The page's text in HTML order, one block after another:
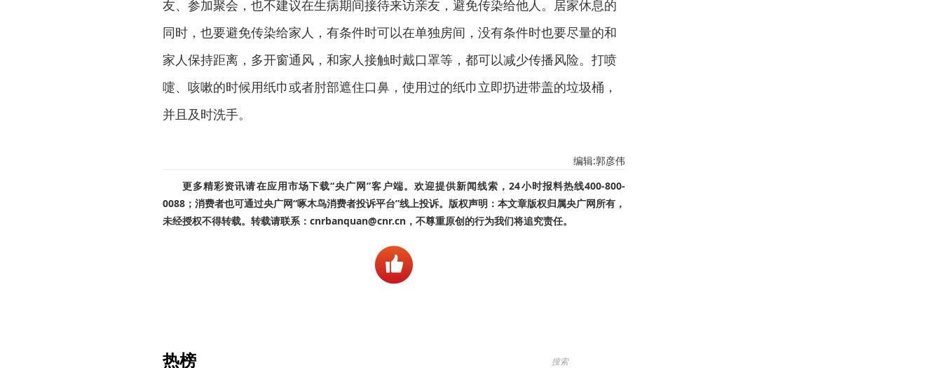
友、参加聚会，也不建议在生病期间接待来访亲友，避免传染给他人。居家休息的
同时，也要避免传染给家人，有条件时可以在单独房间，没有条件时也要尽量的和
家人保持距离，多开窗通风，和家人接触时戴口罩等，都可以减少传播风险。打喷
嚏、咳嗽的时候用纸巾或者肘部遮住口鼻，使用过的纸巾立即扔进带盖的垃圾桶，
并且及时洗手。
编辑:郭彦伟
更多精彩资讯请在应用市场下载“央广网”客户端。欢迎提供新闻线索，24小时报料热线400-800-
0088；消费者也可通过央广网“啄木鸟消费者投诉平台”线上投诉。版权声明：本文章版权归属央广网所有，
未经授权不得转载。转载请联系：cnrbanquan@cnr.cn，不尊重原创的行为我们将追究责任。
热榜